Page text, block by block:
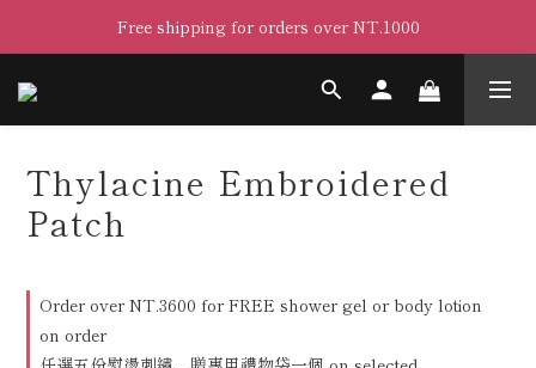
Free shipping for orders over NT.1000
Thylacine Embroidered
Patch
Order over NT.3600 for FREE shower gel or body lotion
on order